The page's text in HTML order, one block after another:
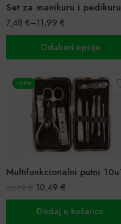
Set za manikuru i pedikuru
7,48 €–11,99 €
Odaberi opcije
-34%
15,79€ 10,49 €
Dodaj u košaricu